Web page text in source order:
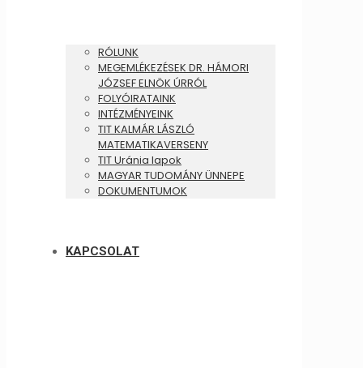
RÓLUNK
MEGEMLÉKEZÉSEK DR. HÁMORI
JÓZSEF ELNÖK ÚRRÓL
FOLYÓIRATAINK
INTÉZMÉNYEINK
TIT KALMÁR LÁSZLÓ
MATEMATIKAVERSENY
TIT Uránia lapok
MAGYAR TUDOMÁNY ÜNNEPE
DOKUMENTUMOK
KAPCSOLAT